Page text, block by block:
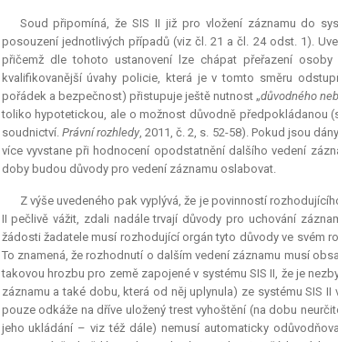
Soud připomíná, že SIS II již pro vložení záznamu do
posouzení jednotlivých případů (viz čl. 21 a čl. 24 odst. 1).
přičemž dle tohoto ustanovení lze chápat přeřazení
kvalifikovanější úvahy policie, která je v tomto směru
pořádek a bezpečnost) přistupuje ještě nutnost „důvodného
toliko hypotetickou, ale o možnost důvodně předpokládanou
soudnictví. Právní rozhledy, 2011, č. 2, s. 52-58). Pokud jsou
více vyvstane při hodnocení opodstatnění dalšího vedení
doby budou důvody pro vedení záznamu oslabovat.
Z výše uvedeného pak vyplývá, že je povinností
II pečlivě vážit, zdali nadále trvají důvody pro uchování
žádosti žadatele musí rozhodující orgán tyto důvody ve svém
To znamená, že rozhodnutí o dalším vedení záznamu musí
takovou hrozbu pro země zapojené v systému SIS II, že je
záznamu a také dobu, která od něj uplynula) ze systému SIS
pouze odkáže na dříve uložený trest vyhoštění (na dobu
jeho ukládání – viz též dále) nemusí automaticky